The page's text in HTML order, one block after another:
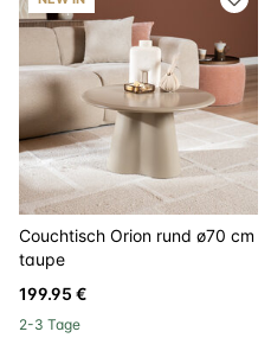
Couchtisch Orion rund ø70 cm
taupe
199.95 €
2-3 Tage